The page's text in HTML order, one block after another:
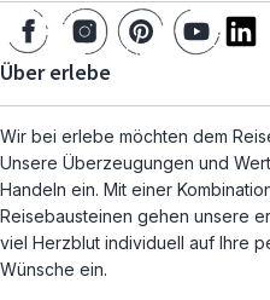
Über erlebe
Wir bei erlebe möchten dem
Unsere Überzeugungen und
Handeln ein. Mit einer
Reisebausteinen gehen unsere
viel Herzblut individuell auf Ihre
Wünsche ein.